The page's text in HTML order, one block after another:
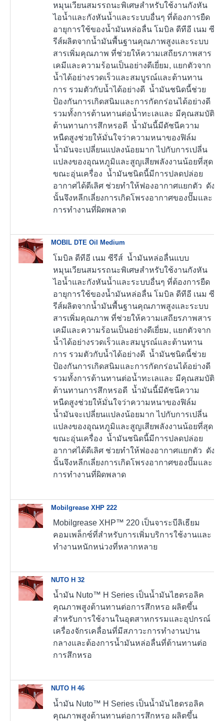
หมุนเวียนสมรรถนะพิเศษสำหรับใช้งานกังหัน
ไอน้ำและกังหันน้ำและระบบอื่นๆ ที่ต้องการยืด
อายุการใช้ของน้ำมันหล่อลื่น โมบิล ดีทีอี เนม ซี
รีส์ผลิตจากน้ำมันพื้นฐานคุณภาพสูงและระบบ
สารเพิ่มคุณภาพ ที่ช่วยให้ความเสถียรภาพสาร
เคมีและความร้อนเป็นอย่างดีเยี่ยม, แยกตัวจาก
น้ำได้อย่างรวดเร็วและสมบูรณ์และต้านทาน
การ รวมตัวกับน้ำได้อย่างดี น้ำมันชนิดนี้ช่วย
ป้องกันการเกิดสนิมและการกัดกร่อนได้อย่างดี
รวมทั้งการต้านทานต่อน้ำทะเลและ มีคุณสมบัติ
ต้านทานการสึกหรอดี น้ำมันนี้มีดัชนีความ
หนืดสูงช่วยให้มั่นใจว่าความหนาของฟิล์ม
น้ำมันจะเปลี่ยนแปลงน้อยมาก ไปกับการเปลี่น
แปลงของอุณหภูมิและสูญเสียพลังงานน้อยที่สุด
ขณะอุ่นเครื่อง น้ำมันชนิดนี้มีการปลดปล่อย
อากาศได้ดีเลิศ ช่วยทำให้ฟองอากาศแยกตัว ดัง
นั้นจึงหลีกเลี่ยงการเกิดโพรงอากาศของปั๊มและ
การทำงานที่ผิดพลาด
MOBIL DTE Oil Medium
โมบิล ดีทีอี เนม ซีรีส์ น้ำมันหล่อลื่นแบบ
หมุนเวียนสมรรถนะพิเศษสำหรับใช้งานกังหัน
ไอน้ำและกังหันน้ำและระบบอื่นๆ ที่ต้องการยืด
อายุการใช้ของน้ำมันหล่อลื่น โมบิล ดีทีอี เนม ซี
รีส์ผลิตจากน้ำมันพื้นฐานคุณภาพสูงและระบบ
สารเพิ่มคุณภาพ ที่ช่วยให้ความเสถียรภาพสาร
เคมีและความร้อนเป็นอย่างดีเยี่ยม, แยกตัวจาก
น้ำได้อย่างรวดเร็วและสมบูรณ์และต้านทาน
การ รวมตัวกับน้ำได้อย่างดี น้ำมันชนิดนี้ช่วย
ป้องกันการเกิดสนิมและการกัดกร่อนได้อย่างดี
รวมทั้งการต้านทานต่อน้ำทะเลและ มีคุณสมบัติ
ต้านทานการสึกหรอดี น้ำมันนี้มีดัชนีความ
หนืดสูงช่วยให้มั่นใจว่าความหนาของฟิล์ม
น้ำมันจะเปลี่ยนแปลงน้อยมาก ไปกับการเปลี่น
แปลงของอุณหภูมิและสูญเสียพลังงานน้อยที่สุด
ขณะอุ่นเครื่อง น้ำมันชนิดนี้มีการปลดปล่อย
อากาศได้ดีเลิศ ช่วยทำให้ฟองอากาศแยกตัว ดัง
นั้นจึงหลีกเลี่ยงการเกิดโพรงอากาศของปั๊มและ
การทำงานที่ผิดพลาด
Mobilgrease XHP 222
Mobilgrease XHP™ 220 เป็นจาระบีลิเธียม
คอมเพล็กซ์ที่สำหรับการเพิ่มบริการใช้งานและ
ทำงานหนักหน่วงที่หลากหลาย
NUTO H 32
น้ำมัน Nuto™ H Series เป็นน้ำมันไฮดรอลิค
คุณภาพสูงต้านทานต่อการสึกหรอ ผลิตขึ้น
สำหรับการใช้งานในอุตสาหกรรมและอุปกรณ์
เครื่องจักรเคลื่อนที่มีสภาวะการทำงานปาน
กลางและต้องการน้ำมันหล่อลื่นที่ต้านทานต่อ
การสึกหรอ
NUTO H 46
น้ำมัน Nuto™ H Series เป็นน้ำมันไฮดรอลิค
คุณภาพสูงต้านทานต่อการสึกหรอ ผลิตขึ้น